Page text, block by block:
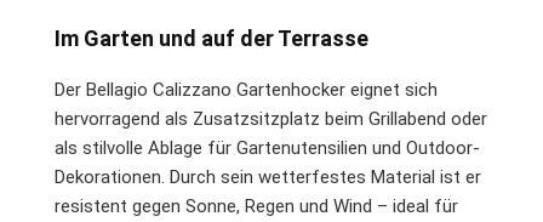
Im Garten und auf der Terrasse
Der Bellagio Calizzano Gartenhocker eignet sich
hervorragend als Zusatzsitzplatz beim Grillabend oder
als stilvolle Ablage für Gartenutensilien und Outdoor-
Dekorationen. Durch sein wetterfestes Material ist er
resistent gegen Sonne, Regen und Wind – ideal für